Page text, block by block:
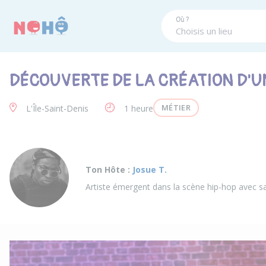
Où ?
DÉCOUVERTE DE LA CRÉATION
L'Île-Saint-Denis 1 heure MÉTIER
Ton Hôte : Josue T.
Artiste émergent dans la scène hip-hop avec